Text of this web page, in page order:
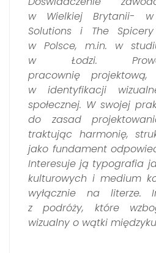
w Wielkiej Brytanii-
Solutions i The
w Polsce, m.in. w
w Łodzi.
pracownię
w identyfikacji
społecznej. W swojej
do zasad
traktując harmonię,
jako fundament
Interesuje ją typografia
kulturowych i medium
wyłącznie na literze.
z podróży, które
wizualny o wątki